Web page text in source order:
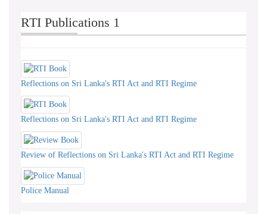
RTI Publications 1
Reflections on Sri Lanka's RTI Act and RTI Regime
Reflections on Sri Lanka's RTI Act and RTI Regime
Review of Reflections on Sri Lanka's RTI Act and RTI Regime
Police Manual